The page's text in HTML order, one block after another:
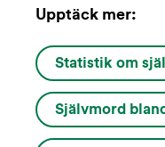
Upptäck mer:
Statistik om
Självmord